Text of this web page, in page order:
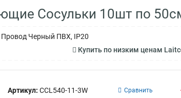
Сосульки 10шт по
Провод Черный ПВХ, IP20
Купить по низким ценам
Артикул: CCL540-11-3W Сравнить